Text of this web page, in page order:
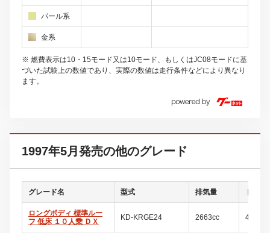
パール系
金系
※ 燃費表示は10・15モード又は10モード、もしくはJC08モードに基
づいた試験上の数値であり、実際の数値は走行条件などにより異なり
ます。
1997年5月発売の他のグレード
グレード名 型式 排気量 ドア数
ロングボディ 標準ルー
フ 低床 １０人乗 ＤＸ
KD-KRGE24 2663cc 4ドア